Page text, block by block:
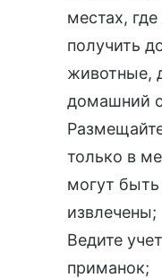
местах,
получить
животные,
домашний
только в
могут
извлечены;
Ведите
приманок;